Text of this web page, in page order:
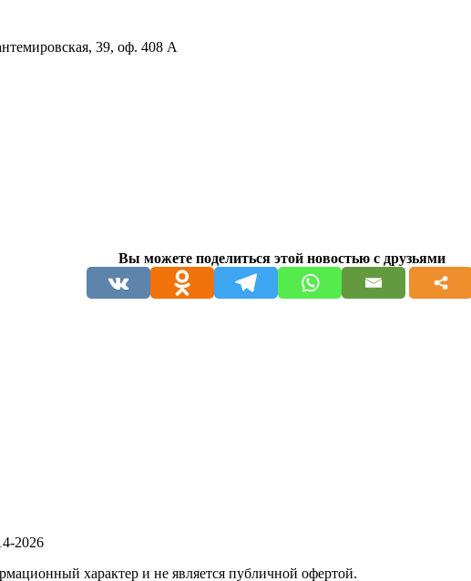
39, оф. 408 А
Вы можете поделиться этой новостью с друзьями
2026
характер и не является публичной офертой.